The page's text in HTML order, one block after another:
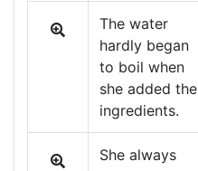
The water
hardly began
to boil when
she added the
ingredients.
She always